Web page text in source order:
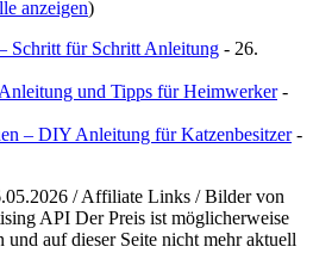
anzeigen)
Schritt für Schritt Anleitung - 26.
und Tipps für Heimwerker-
– DIY Anleitung für Katzenbesitzer-
/ Affiliate Links / Bilder von
API Der Preis ist möglicherweise
auf dieser Seite nicht mehr aktuell